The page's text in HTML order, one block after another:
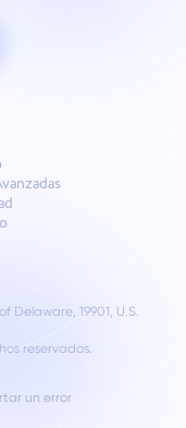
reservados.
Delaware, 19901, U.S.
un error